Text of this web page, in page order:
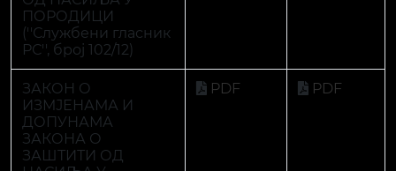
ЗАКОН О
ИЗМЈЕНАМА И
ДОПУНАМА
ЗАКОНА О
ЗАШТИТИ ОД
НАСИЉА У
ПОРОДИЦИ
(''Службени гласник
РС'', број 82/15)